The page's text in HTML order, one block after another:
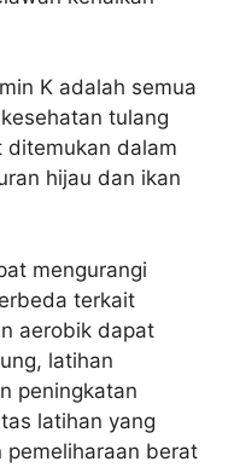
K adalah semua
tulang
ditemukan dalam
hijau dan ikan
mengurangi
terkait
aerobik dapat
latihan
peningkatan
latihan yang
pemeliharaan berat